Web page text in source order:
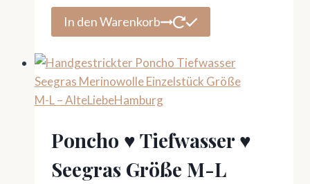
In den Warenkorb
Poncho ♥ Tiefwasser ♥
Seegras Größe M-L